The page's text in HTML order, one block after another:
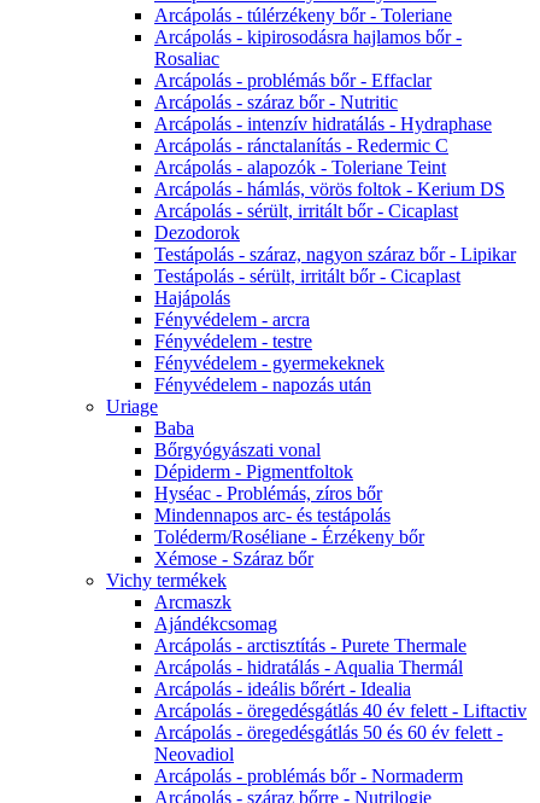
Arcápolás - túlérzékeny bőr - Toleriane
Arcápolás - kipirosodásra hajlamos bőr -
Rosaliac
Arcápolás - problémás bőr - Effaclar
Arcápolás - száraz bőr - Nutritic
Arcápolás - intenzív hidratálás - Hydraphase
Arcápolás - ránctalanítás - Redermic C
Arcápolás - alapozók - Toleriane Teint
Arcápolás - hámlás, vörös foltok - Kerium DS
Arcápolás - sérült, irritált bőr - Cicaplast
Dezodorok
Testápolás - száraz, nagyon száraz bőr - Lipikar
Testápolás - sérült, irritált bőr - Cicaplast
Hajápolás
Fényvédelem - arcra
Fényvédelem - testre
Fényvédelem - gyermekeknek
Fényvédelem - napozás után
Uriage
Baba
Bőrgyógyászati vonal
Dépiderm - Pigmentfoltok
Hyséac - Problémás, zíros bőr
Mindennapos arc- és testápolás
Toléderm/Roséliane - Érzékeny bőr
Xémose - Száraz bőr
Vichy termékek
Arcmaszk
Ajándékcsomag
Arcápolás - arctisztítás - Purete Thermale
Arcápolás - hidratálás - Aqualia Thermál
Arcápolás - ideális bőrért - Idealia
Arcápolás - öregedésgátlás 40 év felett - Liftactiv
Arcápolás - öregedésgátlás 50 és 60 év felett -
Neovadiol
Arcápolás - problémás bőr - Normaderm
Arcápolás - száraz bőrre - Nutrilogie